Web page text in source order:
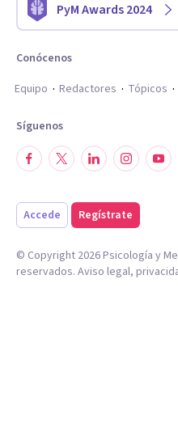
PyM Awards 2024
Conócenos
Equipo
Redactores Tópicos
Síguenos
Accede Regístrate
© Copyright 2026Psicología y
reservados. Aviso legal,